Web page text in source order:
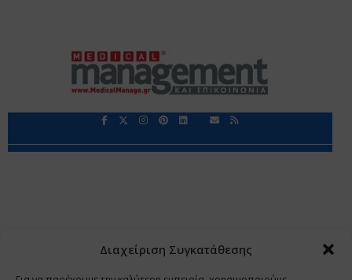
Διαχείριση Συγκατάθεσης
Copyright 2009 - 2026 © Χαραμή Α.Ε.